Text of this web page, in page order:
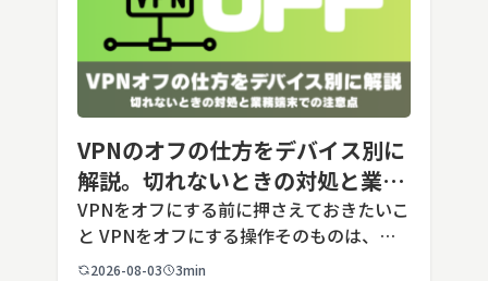
VPNのオフの仕方をデバイス別に
解説。切れないときの対処と業務
端末での注意点
VPNをオフにする前に押さえておきたいこ
と VPNをオフにする操作そのものは、ど
の端末でも数タップから数クリックで完了
2026-08-03 3min